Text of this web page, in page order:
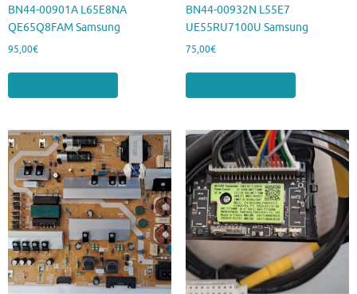
BN44-00901A L65E8NA
QE65Q8FAM Samsung
95,00€
BN44-00932N L55E7
UE55RU7100U Samsung
75,00€